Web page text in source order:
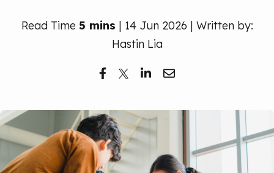
Read Time 5 mins | 14 Jun 2026 | Written by:
Hastin Lia